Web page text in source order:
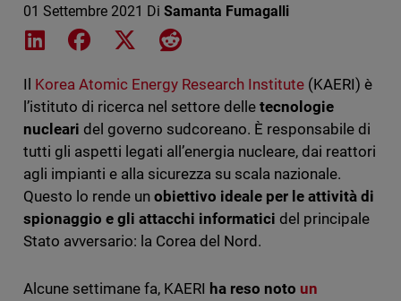
01 Settembre 2021 Di Samanta Fumagalli
Share on LinkedIn
Share on Facebook
Share on XShare on Reddit
Il Korea Atomic Energy Research Institute (KAERI) è
l’istituto di ricerca nel settore delletecnologie
nucleari del governo sudcoreano. È responsabile di
tutti gli aspetti legati all’energia nucleare, dai reattori
agli impianti e alla sicurezza su scala nazionale.
Questo lo rende un obiettivo ideale per le attività di
spionaggio e gli attacchi informatici del principale
Stato avversario: la Corea del Nord.
Alcune settimane fa, KAERI ha reso noto un